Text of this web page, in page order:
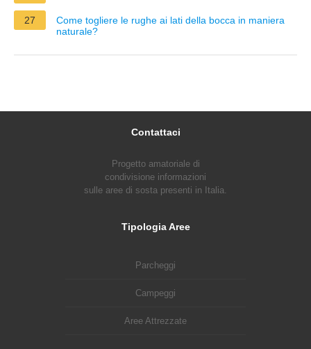
27
Come togliere le rughe ai lati della bocca in maniera
naturale?
Contattaci
Progetto amatoriale di
condivisione informazioni
sulle aree di sosta presenti in Italia.
Tipologia Aree
Parcheggi
Campeggi
Aree Attrezzate